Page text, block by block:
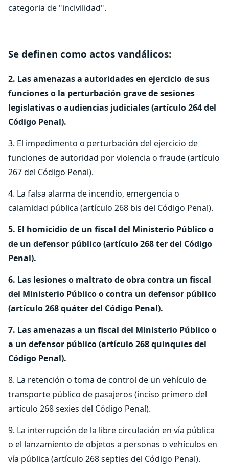
categoria de "incivilidad".
Se definen como actos vandálicos:
2. Las amenazas a autoridades en ejercicio de sus
funciones o la perturbación grave de sesiones
legislativas o audiencias judiciales (artículo 264 del
Código Penal).
3. El impedimento o perturbación del ejercicio de
funciones de autoridad por violencia o fraude (artículo
267 del Código Penal).
4. La falsa alarma de incendio, emergencia o
calamidad pública (artículo 268 bis del Código Penal).
5. El homicidio de un fiscal del Ministerio Público o
de un defensor público (artículo 268 ter del Código
Penal).
6. Las lesiones o maltrato de obra contra un fiscal
del Ministerio Público o contra un defensor público
(artículo 268 quáter del Código Penal).
7. Las amenazas a un fiscal del Ministerio Público o
a un defensor público (artículo 268 quinquies del
Código Penal).
8. La retención o toma de control de un vehículo de
transporte público de pasajeros (inciso primero del
artículo 268 sexies del Código Penal).
9. La interrupción de la libre circulación en vía pública
o el lanzamiento de objetos a personas o vehículos en
vía pública (artículo 268 septies del Código Penal).